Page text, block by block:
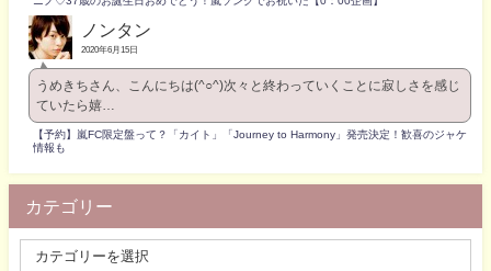
ノンタン
2020年6月15日
うめきちさん、こんにちは(^○^)次々と終わっていくことに寂しさを感じ
ていたら嬉…
【予約】嵐FC限定盤って？「カイト」「Journey to Harmony」発売決定！歓喜のジャケ
情報も
カテゴリー